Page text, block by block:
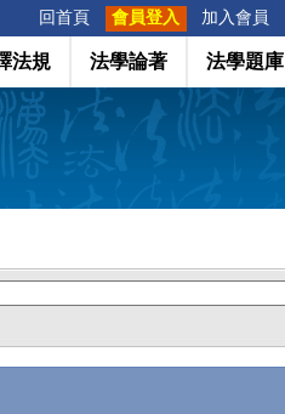
回首頁 會員登入 加入會員
法規 法學論著 法學題庫